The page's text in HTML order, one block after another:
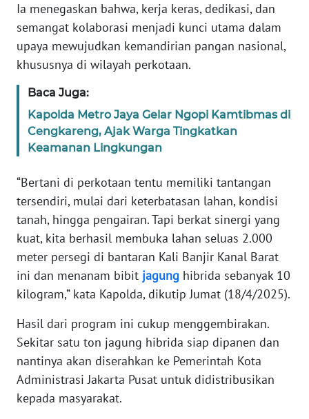
Ia menegaskan bahwa, kerja keras, dedikasi, dan
semangat kolaborasi menjadi kunci utama dalam
upaya mewujudkan kemandirian pangan nasional,
khususnya di wilayah perkotaan.
Baca Juga:
Kapolda Metro Jaya Gelar Ngopi Kamtibmas di
Cengkareng, Ajak Warga Tingkatkan
Keamanan Lingkungan
“Bertani di perkotaan tentu memiliki tantangan
tersendiri, mulai dari keterbatasan lahan, kondisi
tanah, hingga pengairan. Tapi berkat sinergi yang
kuat, kita berhasil membuka lahan seluas 2.000
meter persegi di bantaran Kali Banjir Kanal Barat
ini dan menanam bibit jagung hibrida sebanyak 10
kilogram,” kata Kapolda, dikutip Jumat (18/4/2025).
Hasil dari program ini cukup menggembirakan.
Sekitar satu ton jagung hibrida siap dipanen dan
nantinya akan diserahkan ke Pemerintah Kota
Administrasi Jakarta Pusat untuk didistribusikan
kepada masyarakat.
SULTENG
WN
WN
BABEL
SUMBAR
WN
SUMSEL
WN
BENGKULU
WN
LAMPUNG
WN